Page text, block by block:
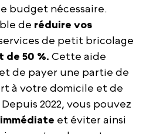
budget nécessaire.
de réduire vos
de petit bricolage
de 50 %. Cette aide
de payer une partie de
à votre domicile et de
2022, vous pouvez
immédiate et éviter ainsi